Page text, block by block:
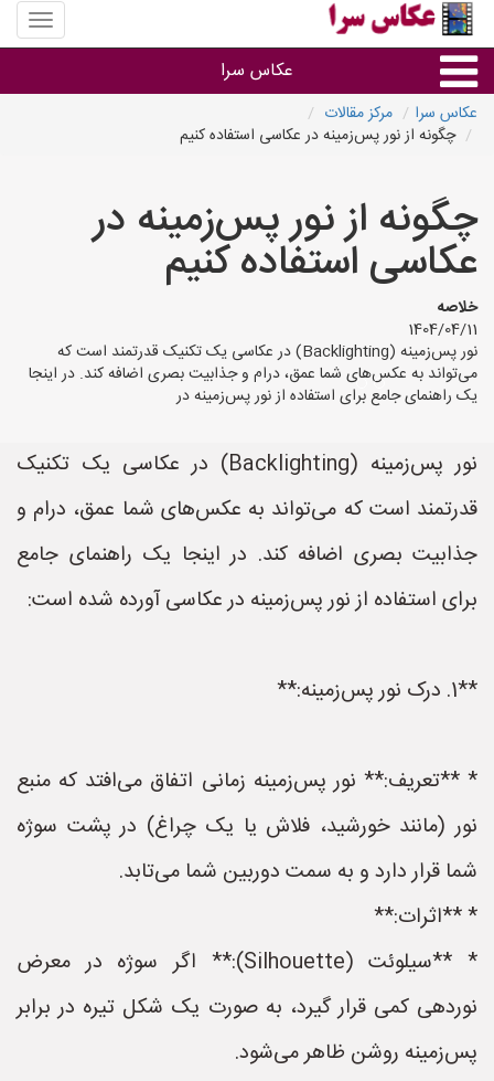
منوی
سایت
سرا
عکاس سرا
نوع خدمات
آتلیه و فیلمبرداری در هر شهر
عکاس سرا
مرکز مقالات
چگونه از نور پس‌زمینه در عکاسی استفاده کنیم
چگونه از نور پس‌زمینه در
عکاسی استفاده کنیم
خلاصه
1404/04/11
نور پس‌زمینه (Backlighting) در عکاسی یک تکنیک قدرتمند است که
می‌تواند به عکس‌های شما عمق، درام و جذابیت بصری اضافه کند. در اینجا
یک راهنمای جامع برای استفاده از نور پس‌زمینه در
نور پس‌زمینه (Backlighting) در عکاسی یک تکنیک
قدرتمند است که می‌تواند به عکس‌های شما عمق، درام و
جذابیت بصری اضافه کند. در اینجا یک راهنمای جامع
برای استفاده از نور پس‌زمینه در عکاسی آورده شده است:
**1. درک نور پس‌زمینه:**
* **تعریف:** نور پس‌زمینه زمانی اتفاق می‌افتد که منبع
نور (مانند خورشید، فلاش یا یک چراغ) در پشت سوژه
شما قرار دارد و به سمت دوربین شما می‌تابد.
* **اثرات:**
* **سیلوئت (Silhouette):** اگر سوژه در معرض
نوردهی کمی قرار گیرد، به صورت یک شکل تیره در برابر
پس‌زمینه روشن ظاهر می‌شود.